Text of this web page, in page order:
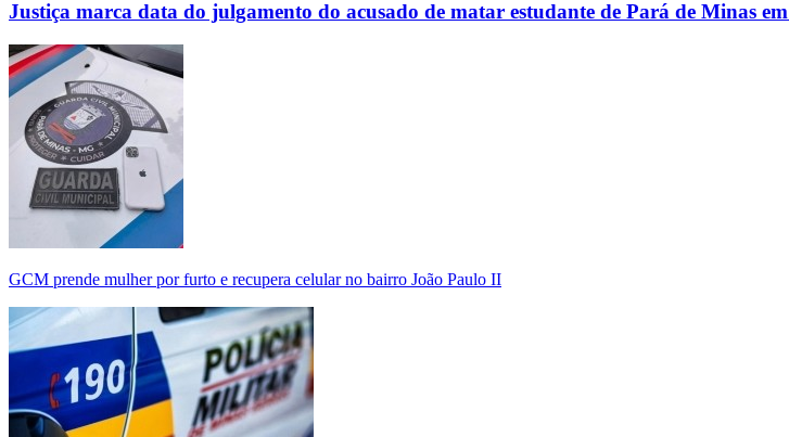
Justiça marca data do julgamento do acusado de matar estudante de Pará de Minas
GCM prende mulher por furto e recupera celular no bairro João Paulo II